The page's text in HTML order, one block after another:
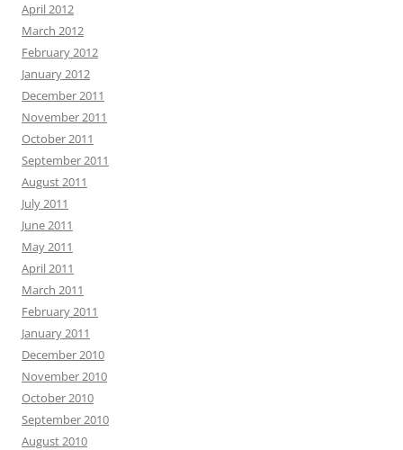
April 2012
March 2012
February 2012
January 2012
December 2011
November 2011
October 2011
September 2011
August 2011
July 2011
June 2011
May 2011
April 2011
March 2011
February 2011
January 2011
December 2010
November 2010
October 2010
September 2010
August 2010